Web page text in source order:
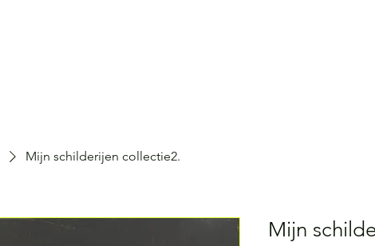
Mijn schilderijen collectie2.
Mijn